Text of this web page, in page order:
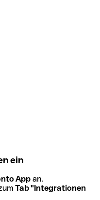
ein
App an.
Tab "Integrationen